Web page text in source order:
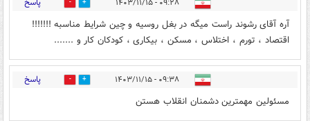
۰۹:۲۸ - ۱۴۰۳/۱۱/۱۵ 0
آره آقای رشوند راست میگه در بغل روسیه و چین شرایط مناسبه !!!!!!!
اقتصاد ، تورم ، اختلاس ، مسکن ، بیکاری ، کودکان کار و .......
۰۹:۳۸ - ۱۴۰۳/۱۱/۱۵ 0 پاسخ
مسئولین مهمترین دشمنان انقلاب هستن